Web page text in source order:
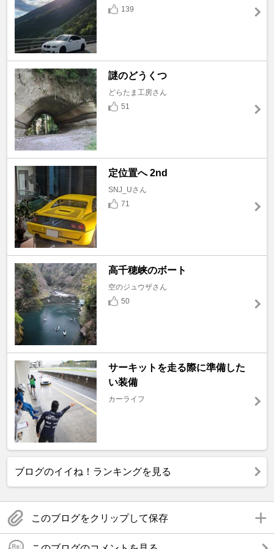
139
謎のどうくつ
どらたま工房さん
51
定位置へ 2nd
SNJ_Uさん
71
高千穂峡のボート
空のジュウザさん
50
サーキットを走る際に準備した
い装備
カーライフ
ブログのイイね！ランキングを見る
このブログをクリップして保存